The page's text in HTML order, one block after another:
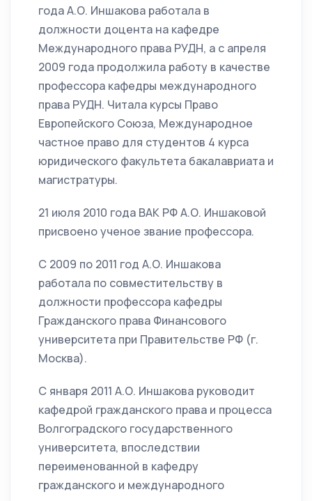
года А.О. Иншакова работала в
должности доцента на кафедре
Международного права РУДН, а с апреля
2009 года продолжила работу в качестве
профессора кафедры международного
права РУДН. Читала курсы Право
Европейского Союза, Международное
частное право для студентов 4 курса
юридического факультета бакалавриата и
магистратуры.
21 июля 2010 года ВАК РФ А.О. Иншаковой
присвоено ученое звание профессора.
С 2009 по 2011 год А.О. Иншакова
работала по совместительству в
должности профессора кафедры
Гражданского права Финансового
университета при Правительстве РФ (г.
Москва).
C января 2011 А.О. Иншакова руководит
кафедрой гражданского права и процесса
Волгоградского государственного
университета, впоследствии
переименованной в кафедру
гражданского и международного